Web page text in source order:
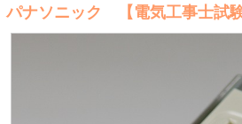
パナソニック 【電気工事士試験